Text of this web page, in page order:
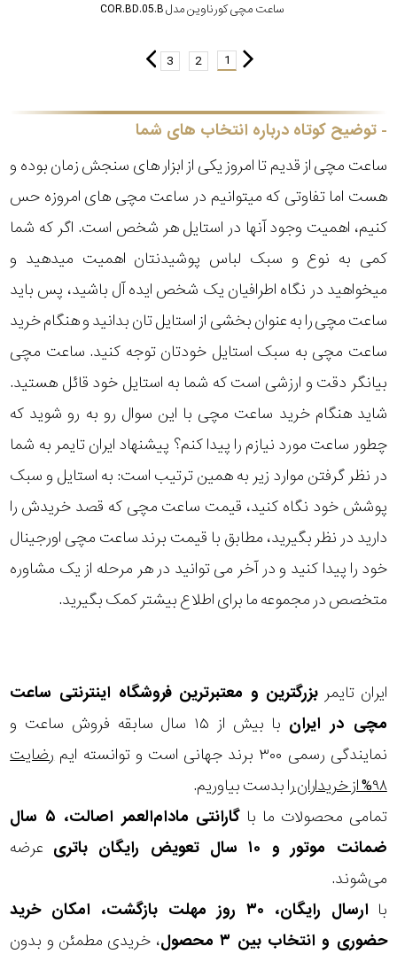
ساعت مچی کورناوین مدل COR.BD.05.B
1
2
3
توضیح کوتاه درباره انتخاب های شما
ساعت مچی از قدیم تا امروز یکی از ابزار های سنجش زمان بوده و
هست اما تفاوتی که میتوانیم در ساعت مچی های امروزه حس
کنیم، اهمیت وجود آنها در استایل هر شخص است. اگر که شما
کمی به نوع و سبک لباس پوشیدنتان اهمیت میدهید و
میخواهید در نگاه اطرافیان یک شخص ایده آل باشید، پس باید
ساعت مچی را به عنوان بخشی از استایل تان بدانید و هنگام خرید
ساعت مچی به سبک استایل خودتان توجه کنید. ساعت مچی
بیانگر دقت و ارزشی است که شما به استایل خود قائل هستید.
شاید هنگام خرید ساعت مچی با این سوال رو به رو شوید که
چطور ساعت مورد نیازم را پیدا کنم؟ پیشنهاد ایران تایمر به شما
در نظر گرفتن موارد زیر به همین ترتیب است: به استایل و سبک
پوشش خود نگاه کنید، قیمت ساعت مچی که قصد خریدش را
دارید در نظر بگیرید، مطابق با قیمت برند ساعت مچی اورجینال
خود را پیدا کنید و در آخر می توانید در هر مرحله از یک مشاوره
متخصص در مجموعه ما برای اطلاع بیشتر کمک بگیرید.
ایران تایمر بزرگترین و معتبرترین فروشگاه اینترنتی ساعت
مچی در ایران
با بیش از ۱۵ سال سابقه فروش ساعت و
نمایندگی رسمی ۳۰۰ برند جهانی است و توانسته ایم
رضایت
۹۸% از خریداران
را بدست بیاوریم.
تمامی محصولات ما با
گارانتی مادام‌العمر اصالت، ۵ سال
ضمانت موتور و ۱۰ سال تعویض رایگان باتری
عرضه
می‌شوند.
با
ارسال رایگان، ۳۰ روز مهلت بازگشت، امکان خرید
حضوری و انتخاب بین ۳ محصول
، خریدی مطمئن و بدون